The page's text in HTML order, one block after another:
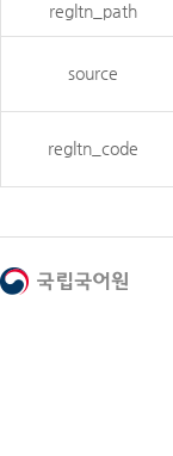
regltn_path
source
regltn_code